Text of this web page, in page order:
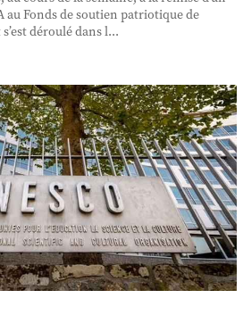
au Fonds de soutien patriotique de
déroulé dans l...